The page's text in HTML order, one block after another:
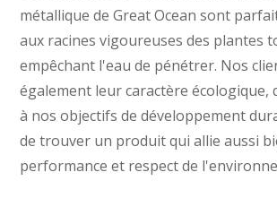
métallique de Great Ocean sont
aux racines vigoureuses des plantes
empêchant l'eau de pénétrer. Nos
également leur caractère écologique,
à nos objectifs de développement
de trouver un produit qui allie aussi
performance et respect de